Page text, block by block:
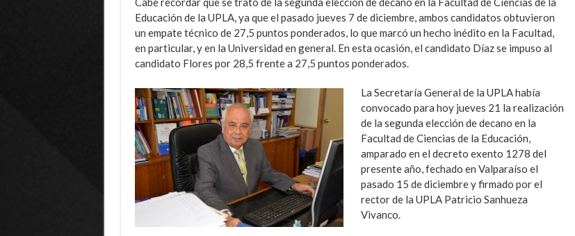
Educación de la UPLA, ya que el pasado jueves 7 de diciembre, ambos candidatos obtuvieron
un empate técnico de 27,5 puntos ponderados, lo que marcó un hecho inédito en la Facultad,
en particular, y en la Universidad en general. En esta ocasión, el candidato Díaz se impuso al
candidato Flores por 28,5 frente a 27,5 puntos ponderados.
La Secretaría General de la UPLA había
convocado para hoy jueves 21 la realización
de la segunda elección de decano en la
Facultad de Ciencias de la Educación,
amparado en el decreto exento 1278 del
presente año, fechado en Valparaíso el
pasado 15 de diciembre y firmado por el
rector de la UPLA Patricio Sanhueza
Vivanco.